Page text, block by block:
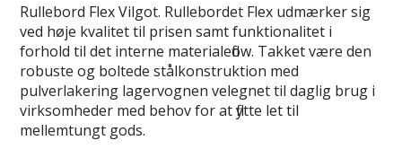
Rullebord Flex Vilgot. Rullebordet Flex udmærker sig
ved høje kvalitet til prisen samt funktionalitet i
forhold til det interne materialeflow. Takket være den
robuste og boltede stålkonstruktion med
pulverlakering lagervognen velegnet til daglig brug i
virksomheder med behov for at flytte let til
mellemtungt gods.